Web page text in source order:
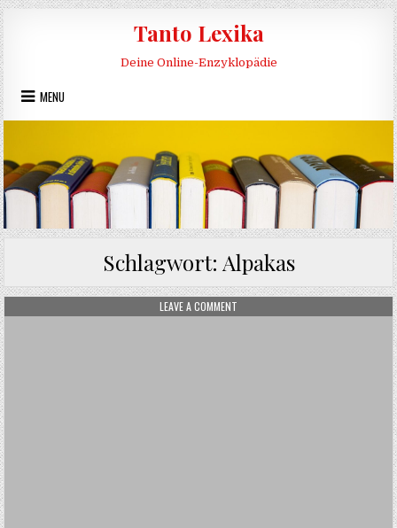
Skip to content
Tanto Lexika
Deine Online-Enzyklopädie
MENU
Schlagwort: Alpakas
LEAVE A COMMENT